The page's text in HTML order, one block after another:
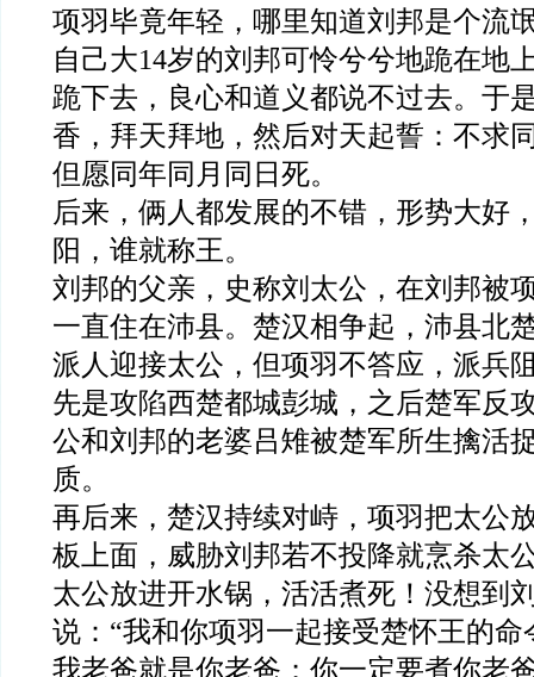
项羽毕竟年轻，哪里知道刘邦是个流
自己大14岁的刘邦可怜兮兮地跪在地
跪下去，良心和道义都说不过去。于
香，拜天拜地，然后对天起誓：不求
但愿同年同月同日死。
后来，俩人都发展的不错，形势大好
阳，谁就称王。
刘邦的父亲，史称刘太公，在刘邦被
一直住在沛县。楚汉相争起，沛县北
派人迎接太公，但项羽不答应，派兵
先是攻陷西楚都城彭城，之后楚军反
公和刘邦的老婆吕雉被楚军所生擒活
质。
再后来，楚汉持续对峙，项羽把太公
板上面，威胁刘邦若不投降就烹杀太
太公放进开水锅，活活煮死！没想到
说：“我和你项羽一起接受楚怀王的
我老爸就是你老爸；你一定要煮你老